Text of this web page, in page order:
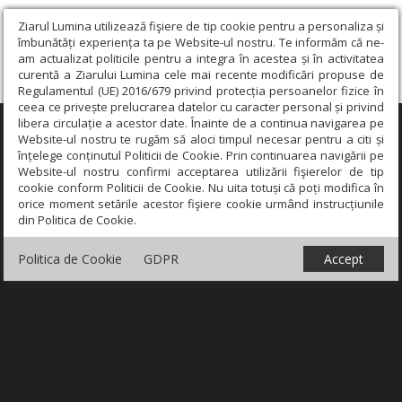
Ziarul Lumina utilizează fişiere de tip cookie pentru a personaliza și
îmbunătăți experiența ta pe Website-ul nostru. Te informăm că ne-
am actualizat politicile pentru a integra în acestea și în activitatea
curentă a Ziarului Lumina cele mai recente modificări propuse de
Regulamentul (UE) 2016/679 privind protecția persoanelor fizice în
ceea ce privește prelucrarea datelor cu caracter personal și privind
libera circulație a acestor date. Înainte de a continua navigarea pe
Website-ul nostru te rugăm să aloci timpul necesar pentru a citi și
înțelege conținutul Politicii de Cookie. Prin continuarea navigării pe
Website-ul nostru confirmi acceptarea utilizării fişierelor de tip
cookie conform Politicii de Cookie. Nu uita totuși că poți modifica în
orice moment setările acestor fişiere cookie urmând instrucțiunile
din Politica de Cookie.
Politica de Cookie GDPR Accept
×